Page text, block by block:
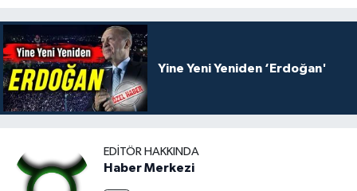
Yine Yeni Yeniden ‘Erdoğan'
EDITÖR HAKKINDA
Haber Merkezi